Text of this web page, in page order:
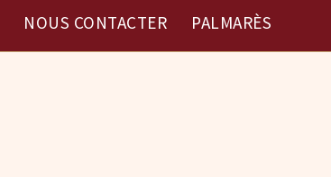
NOUS CONTACTER PALMARÈS